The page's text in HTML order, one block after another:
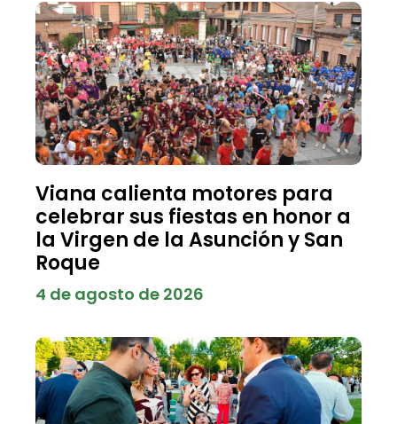
Viana calienta motores para
celebrar sus fiestas en honor a
la Virgen de la Asunción y San
Roque
4 de agosto de 2026